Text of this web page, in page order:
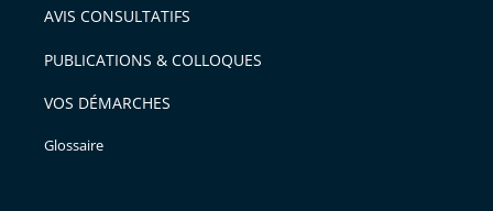
AVIS CONSULTATIFS
PUBLICATIONS & COLLOQUES
VOS DÉMARCHES
Glossaire